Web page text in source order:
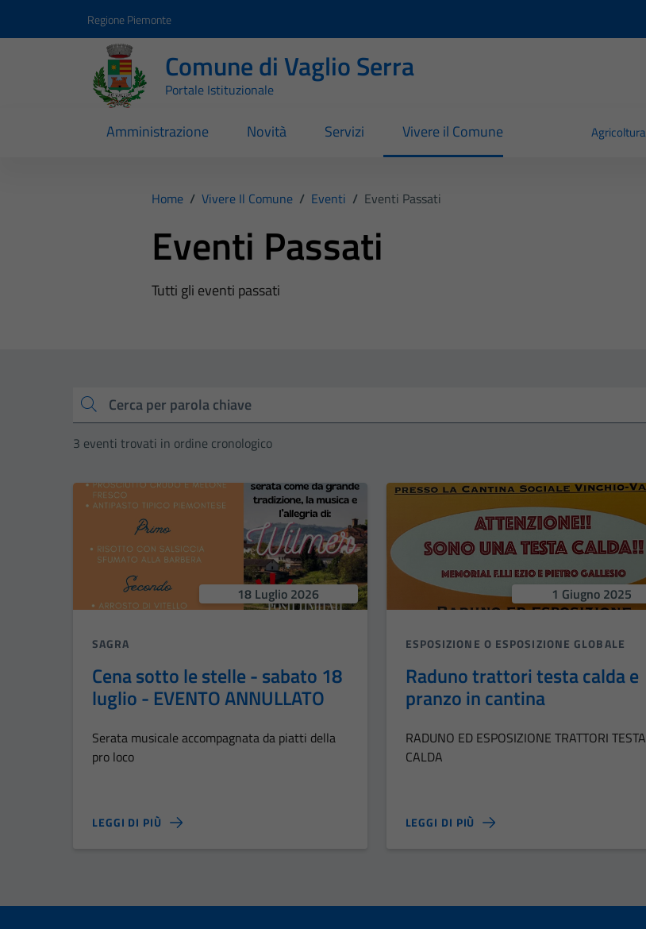
Regione Piemonte
Comune di Vaglio Serra
Portale Istituzionale
Amministrazione Novità Servizi Vivere il Comune Agricoltura
Home / Vivere Il Comune / Eventi / Eventi Passati
Eventi Passati
Tutti gli eventi passati
Cerca
3 eventi trovati in ordine cronologico
18 Luglio 2026
SAGRA
Cena sotto le stelle - sabato 18
luglio - EVENTO ANNULLATO
Serata musicale accompagnata da piatti della
pro loco
LEGGI DI PIÙ
1 Giugno 2025
ESPOSIZIONE O ESPOSIZIONE GLOBALE
Raduno trattori testa calda e
pranzo in cantina
RADUNO ED ESPOSIZIONE TRATTORI TESTA
CALDA
LEGGI DI PIÙ